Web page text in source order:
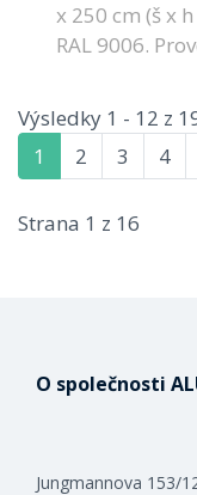
x 250 cm (š x
RAL 9006.
Výsledky 1 - 12 z
1
2 3 4
Strana 1 z 16
O společnosti
Jungmannova 153/